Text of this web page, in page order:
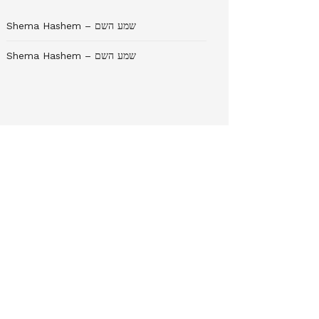
Shema Hashem – שמע השם
Shema Hashem – שמע השם